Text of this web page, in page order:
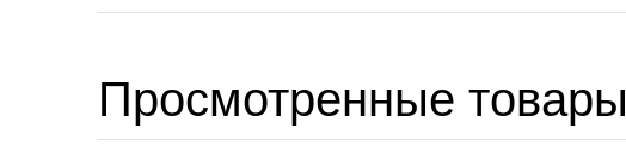
Просмотренные товары